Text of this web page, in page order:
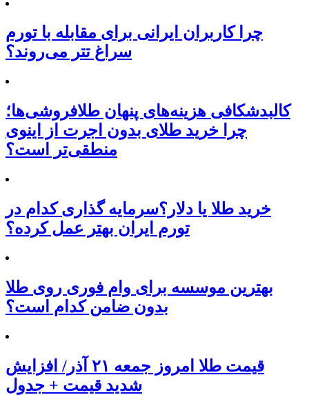
چرا کاربران ایرانی برای مقابله با تورم
سراغ تتر می‌روند؟
کالبدشکافی هزینه‌های پنهان طلافروشی‌ها؛
چرا خرید طلای بدون اجرت از اینوی
منطقی‌تر است؟
خرید طلا یا دلار؟سرمایه گذاری کدام در
تورم ایران بهتر عمل کرده؟
بهترین موسسه برای وام فوری روی طلا
بدون ضامن کدام است؟
قیمت طلا امروز جمعه ۲۱ آذر/ افزایش
شدید قیمت + جدول